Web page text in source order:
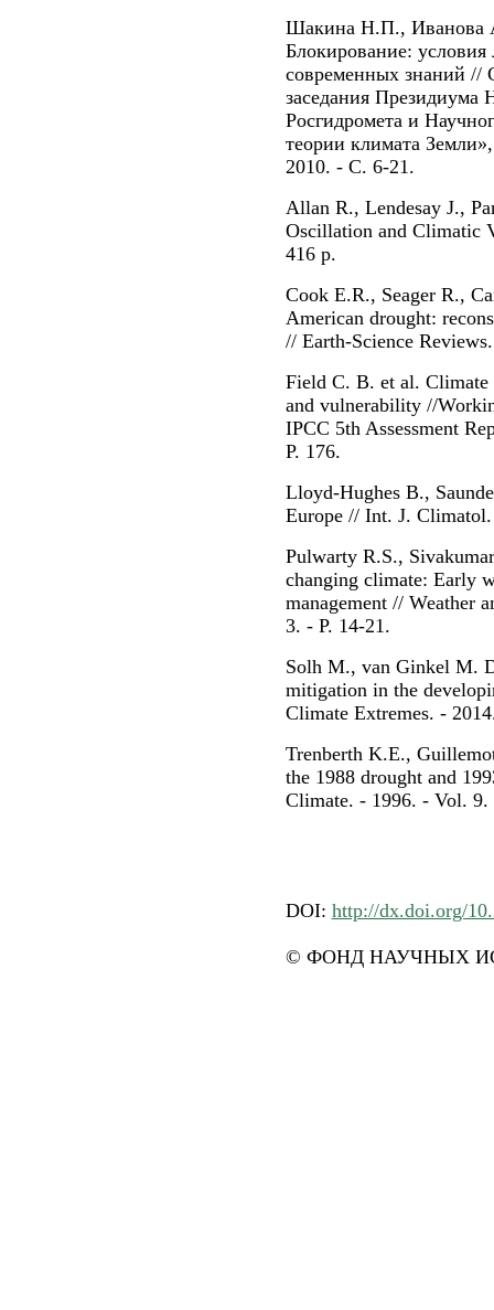
Шакина Н.П., Иванова
Блокирование: условия
современных знаний //
заседания Президиума
Росгидромета и
теории климата
2010. - С. 6-21.
Allan R., Lendesay J.,
Oscillation and Climatic
416 p.
Cook E.R., Seager R.,
American drought:
// Earth-Science
Field C. B. et al. Climate
and vulnerability //
IPCC 5th Assessment
P. 176.
Lloyd-Hughes B.,
Europe // Int. J.
Pulwarty R.S.,
changing climate: Early
management // Weather
3. - P. 14-21.
Solh M., van Ginkel M.
mitigation in the
Climate Extremes. -
Trenberth K.E.,
the 1988 drought and
Climate. - 1996. - Vol. 9.
DOI: http://dx.doi.org/
© ФОНД НАУЧНЫХ